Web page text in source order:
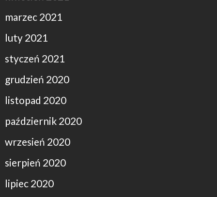
marzec 2021
luty 2021
styczeń 2021
grudzień 2020
listopad 2020
październik 2020
wrzesień 2020
sierpień 2020
lipiec 2020